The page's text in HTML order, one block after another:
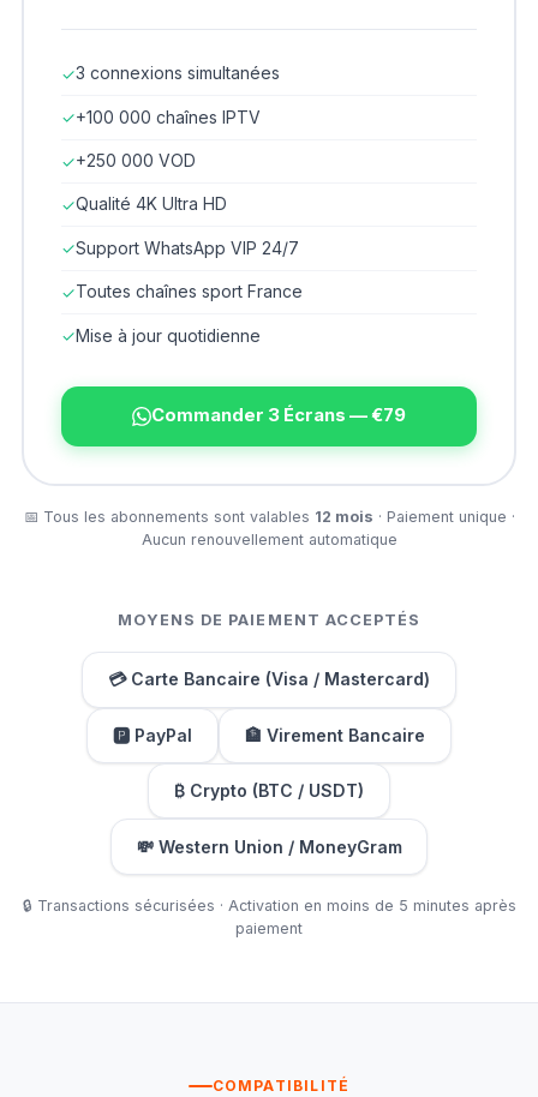
✓3 connexions simultanées
✓+100 000 chaînes IPTV
✓+250 000 VOD
✓Qualité 4K Ultra HD
✓Support WhatsApp VIP 24/7
✓Toutes chaînes sport France
✓Mise à jour quotidienne
Commander 3 Écrans — €79
📅 Tous les abonnements sont valables 12 mois · Paiement unique ·
Aucun renouvellement automatique
MOYENS DE PAIEMENT ACCEPTÉS
💳 Carte Bancaire (Visa / Mastercard)
🅿️ PayPal 🏦 Virement Bancaire
₿ Crypto (BTC / USDT)
💸 Western Union / MoneyGram
🔒 Transactions sécurisées · Activation en moins de 5 minutes après
paiement
COMPATIBILITÉ